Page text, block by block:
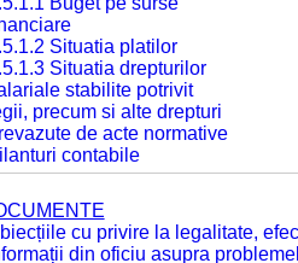
Situatia platilor
Situatia drepturilor
stabilite potrivit
precum si alte drepturi
de acte normative
contabile
cu privire la legalitate,
din oficiu asupra